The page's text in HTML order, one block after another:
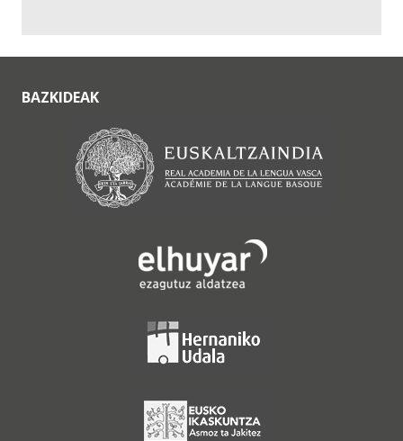
BAZKIDEAK